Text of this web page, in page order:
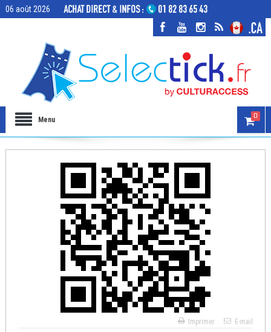
06 août 2026
Menu 0
Imprimer E-mail